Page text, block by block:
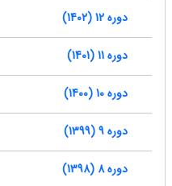
دوره 12 (1402)
دوره 11 (1401)
دوره 10 (1400)
دوره 9 (1399)
دوره 8 (1398)